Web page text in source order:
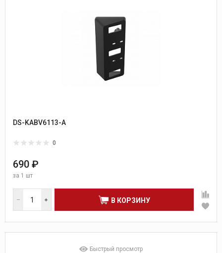
DS-KABV6113-A
0
690 ₽
за 1 шт
В КОРЗИНУ
Быстрый просмотр